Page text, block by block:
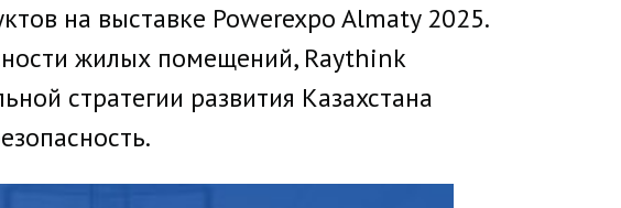
на выставке Powerexpo Almaty 2025.
жилых помещений, Raythink
стратегии развития Казахстана